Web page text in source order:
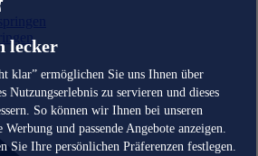
lecker
klar” ermöglichen Sie uns Ihnen über
Nutzungserlebnis zu servieren und dieses
So können wir Ihnen bei unseren
und passende Angebote anzeigen.
Sie Ihre persönlichen Präferenzen festlegen.